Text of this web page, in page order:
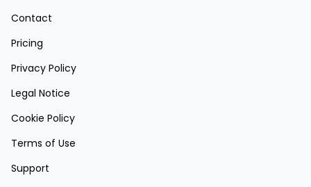
Contact
Pricing
Privacy Policy
Legal Notice
Cookie Policy
Terms of Use
Support